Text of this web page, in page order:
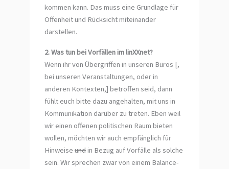
kommen kann. Das muss eine Grundlage für
Offenheit und Rücksicht miteinander
darstellen.
2. Was tun bei Vorfällen im linXXnet?
Wenn ihr von Übergriffen in unseren Büros [,
bei unseren Veranstaltungen, oder in
anderen Kontexten,] betroffen seid, dann
fühlt euch bitte dazu angehalten, mit uns in
Kommunikation darüber zu treten. Eben weil
wir einen offenen politischen Raum bieten
wollen, möchten wir auch empfänglich für
Hinweiseundin Bezug auf Vorfälle als solche
sein. Wir sprechen zwar von einem Balance-